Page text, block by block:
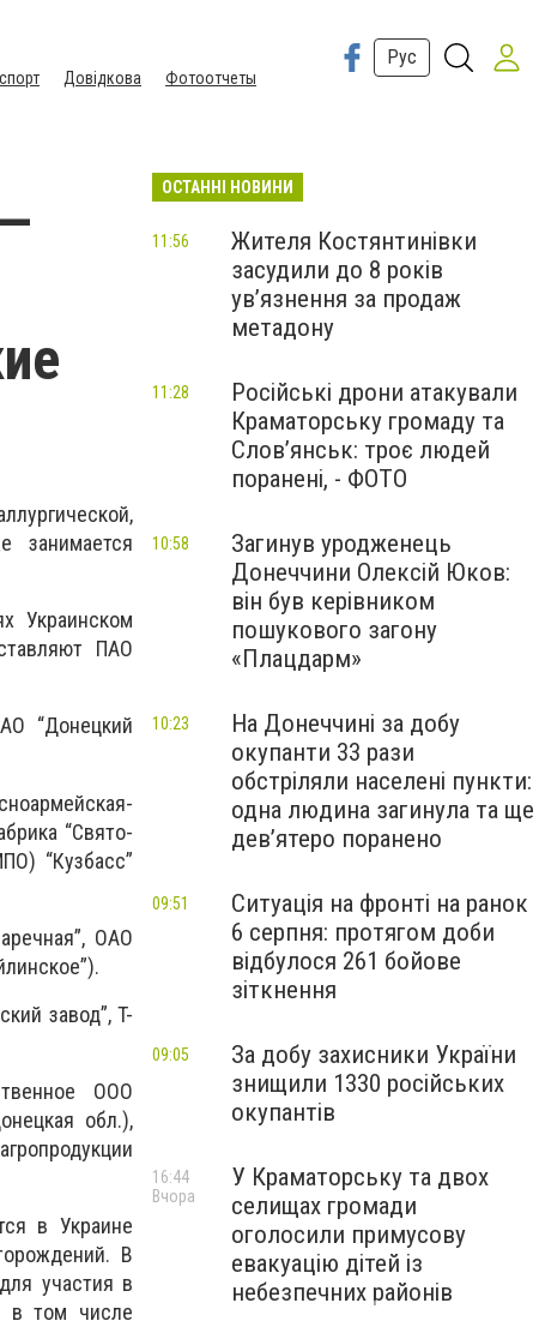
Довідкова Фотоотчеты
Рус
занимается
Украинском
ПАО
“Донецкий
“Свято-
“Кузбасс”
ОАО
завод”, T-
ООО
обл.),
в Украине
В
участия в
в том числе
ОСТАННІ НОВИНИ
Жителя Костянтинівки
засудили до 8 років
ув’язнення за продаж
метадону
11:56
Російські дрони атакували
Краматорську громаду та
Слов’янськ: троє людей
поранені, - ФОТО
11:28
Загинув уродженець
Донеччини Олексій Юков:
він був керівником
пошукового загону
«Плацдарм»
10:58
На Донеччині за добу
окупанти 33 рази
обстріляли населені пункти:
одна людина загинула та ще
девʼятеро поранено
10:23
Ситуація на фронті на ранок
6 серпня: протягом доби
відбулося 261 бойове
зіткнення
09:51
За добу захисники України
знищили 1330 російських
окупантів
09:05
У Краматорську та двох
селищах громади
оголосили примусову
евакуацію дітей із
небезпечних районів
16:44
Вчора